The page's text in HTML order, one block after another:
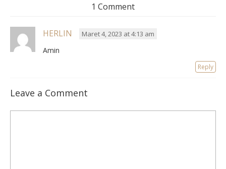
1 Comment
HERLIN Maret 4, 2023 at 4:13 am
Amin
Reply
Leave a Comment